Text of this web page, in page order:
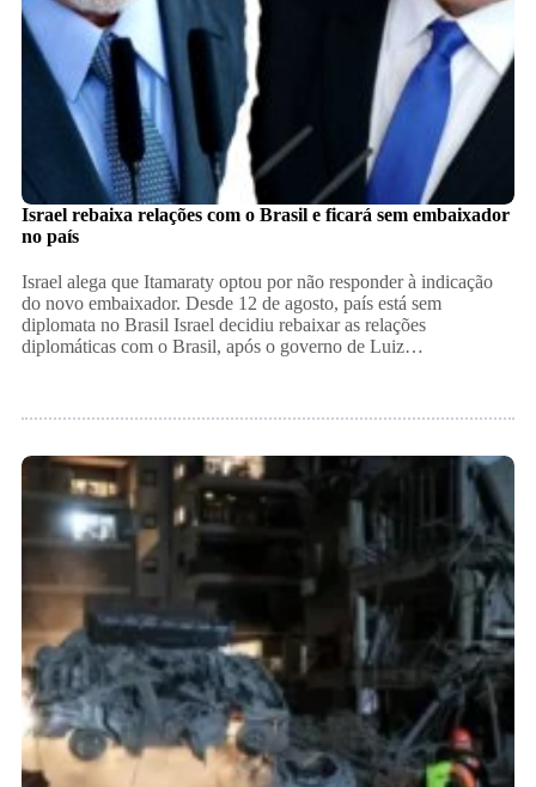
Israel rebaixa relações com o Brasil e ficará sem embaixador
no país
Israel alega que Itamaraty optou por não responder à indicação
do novo embaixador. Desde 12 de agosto, país está sem
diplomata no Brasil Israel decidiu rebaixar as relações
diplomáticas com o Brasil, após o governo de Luiz…